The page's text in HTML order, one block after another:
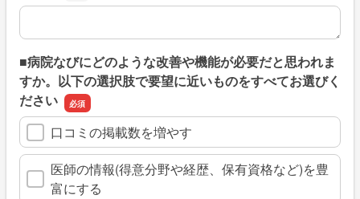
上記のように回答された具体的な理由があればご記入くだ
■病院なびにどのような改善や機能が必要だと思われま
すか。以下の選択肢で要望に近いものをすべてお選びく
ださい
口コミの掲載数を増やす
医師の情報(得意分野や経歴、保有資格など)を豊
富にする